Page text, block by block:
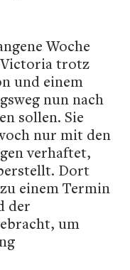
Woche
Victoria trotz
und einem
nun nach
sollen. Sie
nur mit den
verhaftet,
Dort
einem Termin
der
um